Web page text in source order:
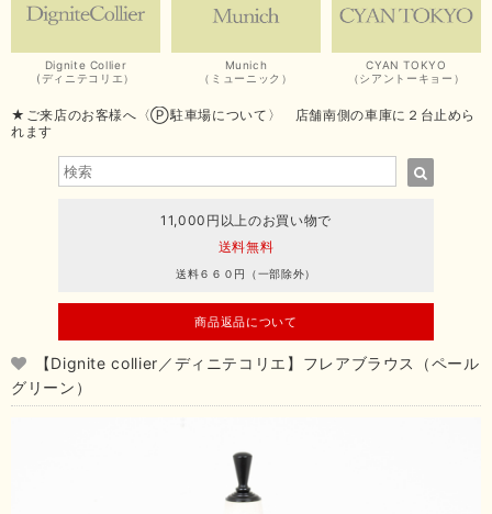
Dignite Collier
(ディニテコリエ）
Munich
（ミューニック）
CYAN TOKYO
（シアントーキョー）
★ご来店のお客様へ〈Ⓟ駐車場について〉 店舗南側の車庫に２台止めら
れます
11,000円以上のお買い物で
送料無料
送料６６０円（一部除外）
商品返品について
【Dignite collier／ディニテコリエ】フレアブラウス（ペール
グリーン）